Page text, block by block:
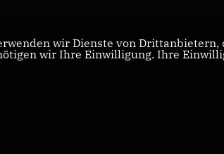
wir Dienste von Drittanbietern,
wir Ihre Einwilligung. Ihre